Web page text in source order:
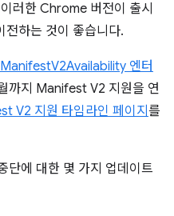
러한 Chrome 버전이 출시
하는 것이 좋습니다.
엔터
까지 Manifest V2 지원을 연
V2 지원 타임라인 페이지 를
단에 대한 몇 가지 업데이트